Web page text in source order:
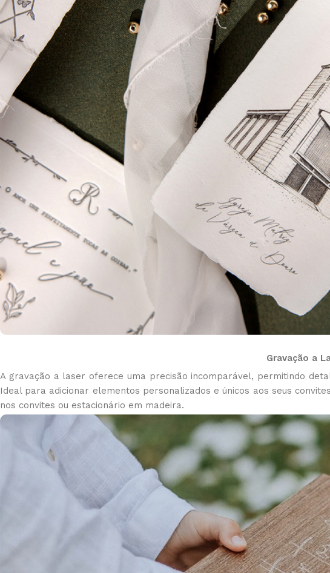
Gravação a
A gravação a laser oferece uma precisão incomparável, permitindo
Ideal para adicionar elementos personalizados e únicos aos seus
nos convites ou estacionário em madeira.